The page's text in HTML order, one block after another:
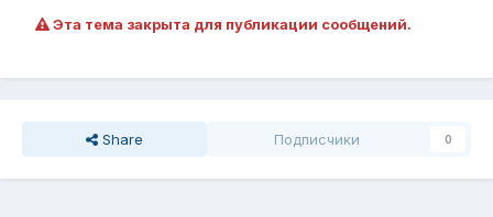
Эта тема закрыта для публикации сообщений.
Share Подписчики 0